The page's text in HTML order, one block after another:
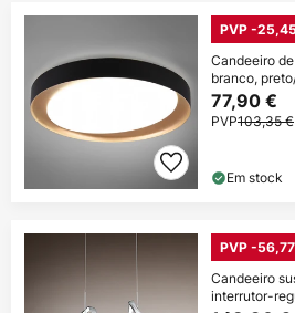
PVP -
Candeeiro
branco,
77,90 €
PVP103,35 €
Em stock
PVP -
Candeeiro
interrutor-